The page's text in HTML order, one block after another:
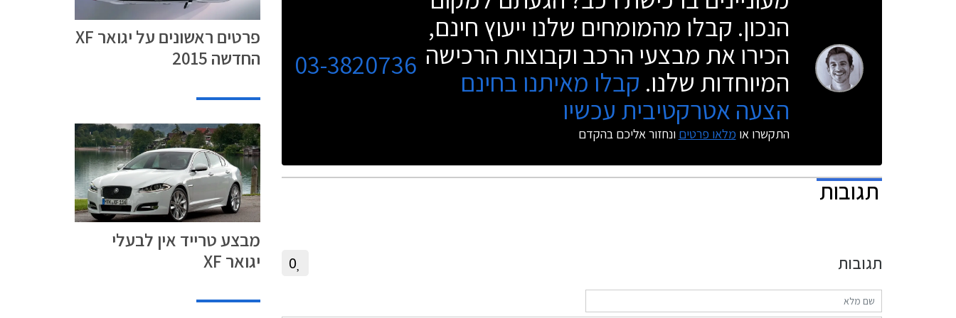
מנוע 3.0 ליטר בנזין עם מגדש על המפיק 340 כ"ס.
הנכון. קבלו מהמומחים שלנו ייעוץ חינם,
הכירו את מבצעי הרכב וקבוצות הרכישה
המיוחדות שלנו. קבלו מאיתנו בחינם
הצעה אטרקטיבית עכשיו
התקשרו או מלאו פרטים ונחזור אליכם בהקדם
03-3820736
תגובות
תגובות 0
פרטים ראשונים על יגואר XF
החדשה 2015
מבצע טרייד אין לבעלי
יגואר XF